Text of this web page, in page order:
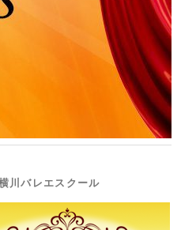
川バレエスクール